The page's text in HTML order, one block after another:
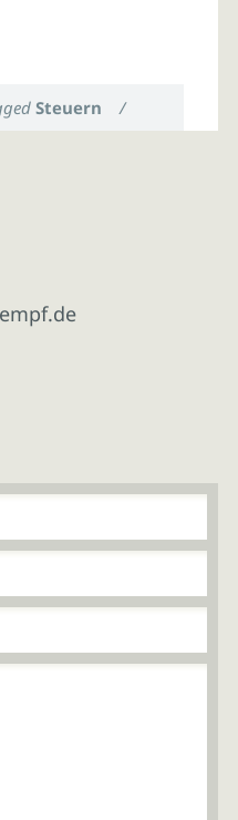
Steuern /